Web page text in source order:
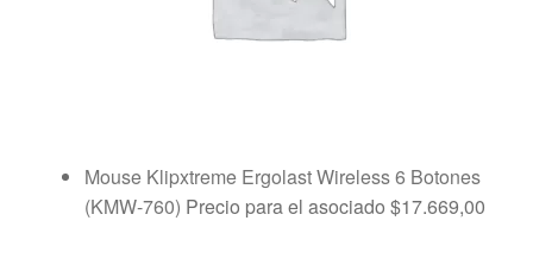
Mouse Klipxtreme Ergolast Wireless 6 Botones
(KMW-760) Precio para el asociado $17.669,00